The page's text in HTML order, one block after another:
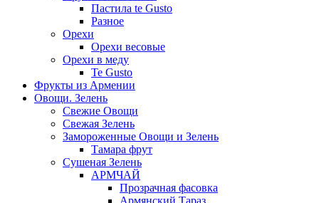
Пастила te Gusto
Разное
Орехи
Орехи весовые
Орехи в меду
Te Gusto
Фрукты из Армении
Овощи. Зелень
Свежие Овощи
Свежая Зелень
Замороженные Овощи и Зелень
Тамара фрут
Сушеная Зелень
АРМЧАЙ
Прозрачная фасовка
Армянский Тараз